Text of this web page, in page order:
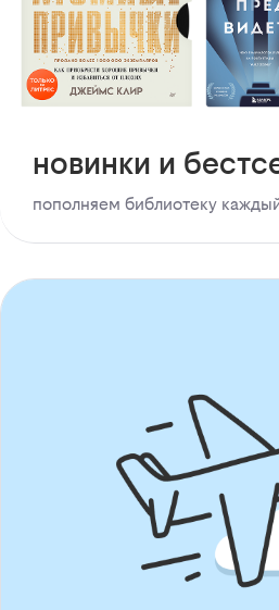
новинки и
пополняем библиотеку